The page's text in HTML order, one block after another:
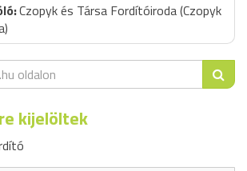
Czopyk és Társa Fordítóiroda (Czopyk
kijelöltek